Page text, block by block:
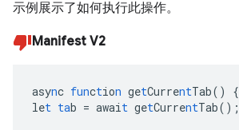
示例展示了如何执行此操作。
Manifest V2
async function getCurrentTab() {
let tab = await getCurrentTab();